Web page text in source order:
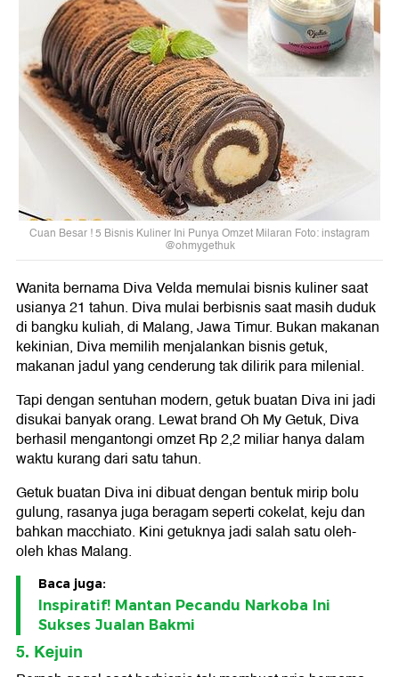
Cuan Besar ! 5 Bisnis Kuliner Ini Punya Omzet Milaran Foto: instagram
@ohmygethuk
Wanita bernama Diva Velda memulai bisnis kuliner saat
usianya 21 tahun. Diva mulai berbisnis saat masih duduk
di bangku kuliah, di Malang, Jawa Timur. Bukan makanan
kekinian, Diva memilih menjalankan bisnis getuk,
makanan jadul yang cenderung tak dilirik para milenial.
Tapi dengan sentuhan modern, getuk buatan Diva ini jadi
disukai banyak orang. Lewat brand Oh My Getuk, Diva
berhasil mengantongi omzet Rp 2,2 miliar hanya dalam
waktu kurang dari satu tahun.
Getuk buatan Diva ini dibuat dengan bentuk mirip bolu
gulung, rasanya juga beragam seperti cokelat, keju dan
bahkan macchiato. Kini getuknya jadi salah satu oleh-
oleh khas Malang.
Baca juga:
Inspiratif! Mantan Pecandu Narkoba Ini
Sukses Jualan Bakmi
5. Kejuin